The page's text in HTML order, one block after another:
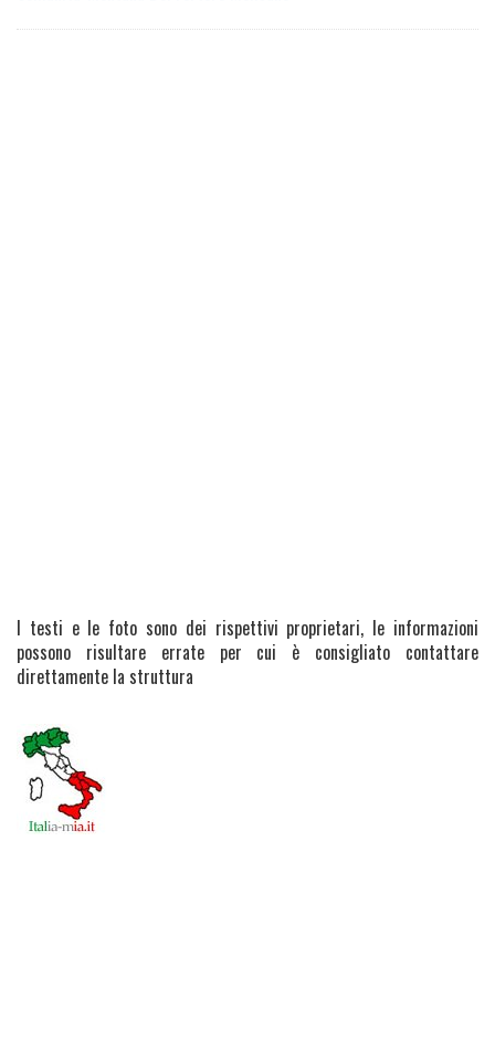
I testi e le foto sono dei rispettivi proprietari, le informazioni
possono risultare errate per cui è consigliato contattare
direttamente la struttura